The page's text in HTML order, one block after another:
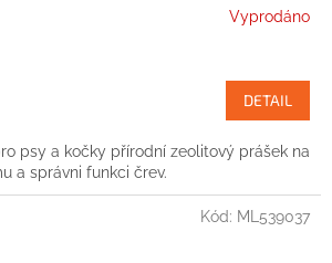
Vyprodáno
DETAIL
psy a kočky přírodní zeolitový prášek na
a správni funkci črev.
Kód: ML539037